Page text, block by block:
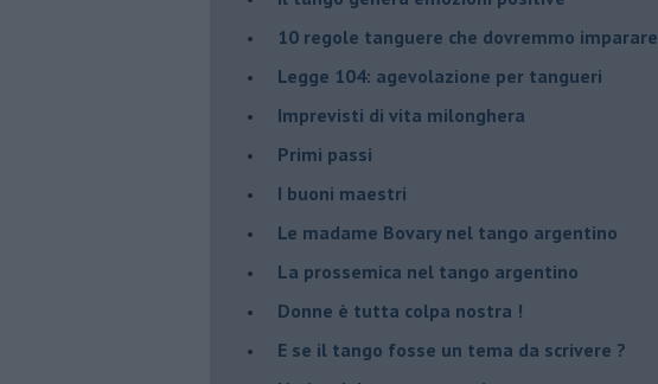
10 regole tanguere che dovremmo imparare
Legge 104: agevolazione per tangueri
Imprevisti di vita milonghera
Primi passi
I buoni maestri
Le madame Bovary nel tango argentino
La prossemica nel tango argentino
Donne è tutta colpa nostra !
E se il tango fosse un tema da scrivere ?